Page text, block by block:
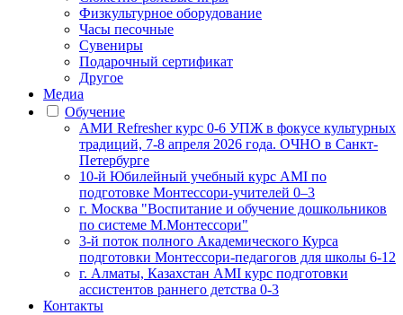
Физкультурное оборудование
Часы песочные
Сувениры
Подарочный сертификат
Другое
Медиа
Обучение
АМИ Refresher курс 0-6 УПЖ в фокусе культурных
традиций, 7-8 апреля 2026 года. ОЧНО в Санкт-
Петербурге
10-й Юбилейный учебный курс AMI по
подготовке Монтессори-учителей 0–3
г. Москва "Воспитание и обучение дошкольников
по системе М.Монтессори"
3-й поток полного Академического Курса
подготовки Монтессори-педагогов для школы 6-12
г. Алматы, Казахстан AMI курс подготовки
ассистентов раннего детства 0-3
Контакты